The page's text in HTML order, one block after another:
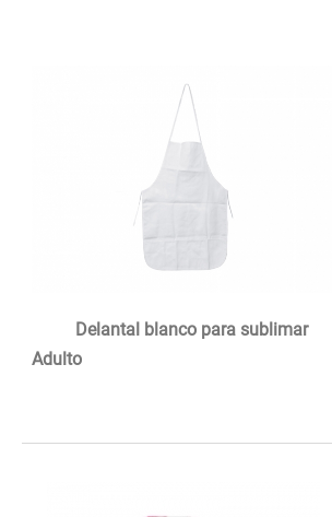
Delantal blanco para sublimar
Adulto